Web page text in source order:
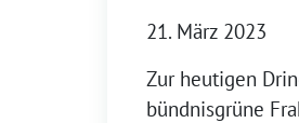
21. März 2023
Zur heutigen
bündnisgrüne